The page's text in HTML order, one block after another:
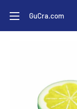
テ
GuCra.com